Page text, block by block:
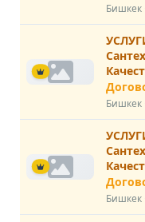
Бишкек
Бишкек
Бишкек